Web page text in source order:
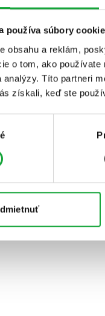
používa súbory
obsahu a reklám,
o tom, ako
analýzy. Títo partneri
získali, keď ste